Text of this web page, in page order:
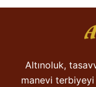
Altınoluk,
manevi